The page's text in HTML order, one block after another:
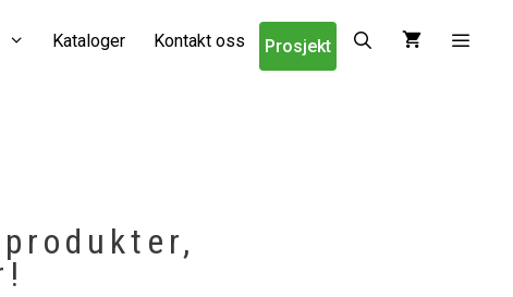
Kataloger Kontakt oss Prosjekt